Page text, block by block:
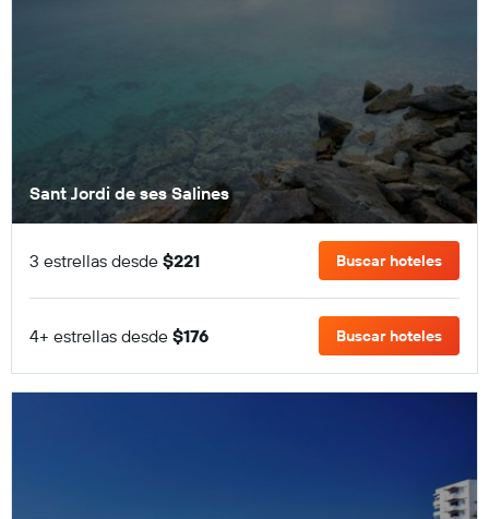
Sant Jordi de ses Salines
3 estrellas desde $221 Buscar hoteles
4+ estrellas desde $176 Buscar hoteles